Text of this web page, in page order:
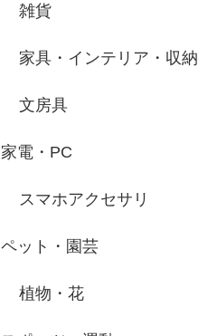
雑貨
家具・インテリア・収納
文房具
家電・PC
スマホアクセサリ
ペット・園芸
植物・花